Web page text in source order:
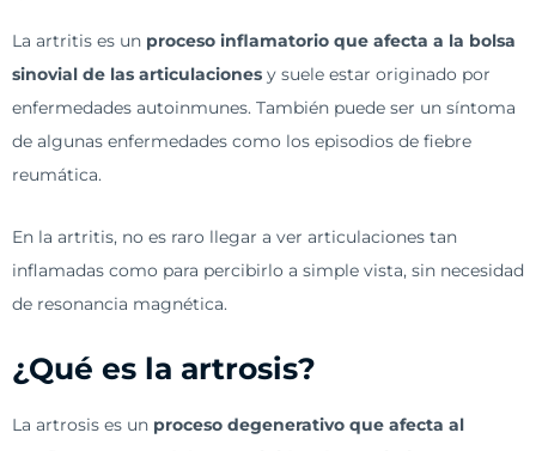
La artritis es un proceso inflamatorio que afecta a la bolsa
sinovial de las articulaciones y suele estar originado por
enfermedades autoinmunes. También puede ser un síntoma
de algunas enfermedades como los episodios de fiebre
reumática.
En la artritis, no es raro llegar a ver articulaciones tan
inflamadas como para percibirlo a simple vista, sin necesidad
de resonancia magnética.
¿Qué es la artrosis?
La artrosis es un proceso degenerativo que afecta al